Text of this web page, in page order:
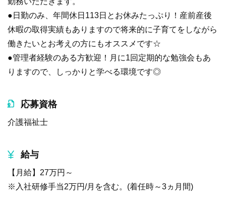
●日勤のみ、年間休日113日とお休みたっぷり！産前産後
休暇の取得実績もありますので将来的に子育てをしながら
働きたいとお考えの方にもオススメです☆
●管理者経験のある方歓迎！月に1回定期的な勉強会もあ
りますので、しっかりと学べる環境です◎
応募資格
介護福祉士
給与
【月給】27万円～
※入社研修手当2万円/月を含む。(着任時～3ヵ月間)